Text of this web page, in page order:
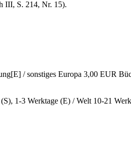
III, S. 214, Nr. 15).
/ sonstiges Europa 3,00 EUR
1-3 Werktage (E) / Welt 10-21